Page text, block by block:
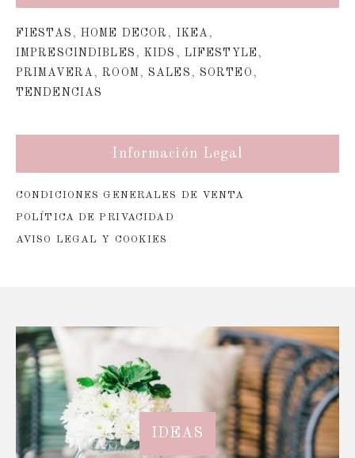
FIESTAS ,HOME DECOR , IKEA,
IMPRESCINDIBLES ,KIDS , LIFESTYLE ,
PRIMAVERA,ROOM,SALES , SORTEO ,
TENDENCIAS
Información Legal
CONDICIONES GENERALES DE VENTA
POLÍTICA DE PRIVACIDAD
AVISO LEGAL Y COOKIES
IDEAS